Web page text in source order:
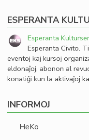
ESPERANTA
Esperanta
Esperanta Civito.
eventoj kaj kursoj
eldonaĵoj, abonon al
konatiĝi kun la aktivaĵoj
INFORMOJ
HeKo